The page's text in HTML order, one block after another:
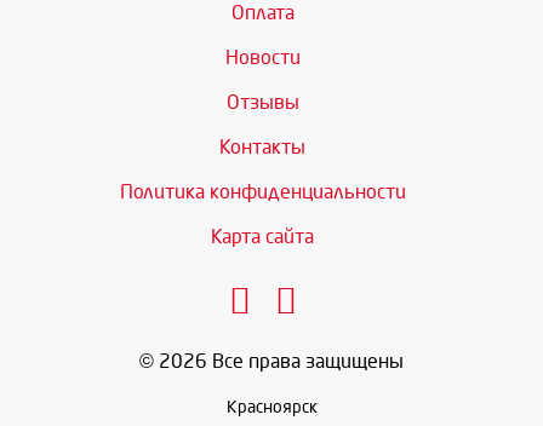
Оплата
Новости
Отзывы
Контакты
Политика конфиденциальности
Карта сайта
© 2026 Все права защищены
Красноярск